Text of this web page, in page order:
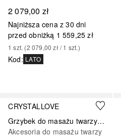
2 079,00 zł
Najniższa cena z 30 dni
przed obniżką 1 559,25 zł
1 szt. (2 079,00 zł / 1 szt.)
Kod: LATO
CRYSTALLOVE
Grzybek do masażu twarzy z bursztynu koniak
Akcesoria do masażu twarzy